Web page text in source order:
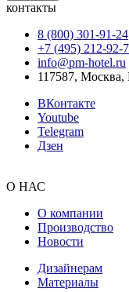
контакты
8 (800) 301‑91‑24
+7 (495)
info@pm-hotel.ru
117587, Москва,
ВКонтакте
Youtube
Telegram
Дзен
О НАС
О компании
Производство
Новости
Дизайнерам
Материалы